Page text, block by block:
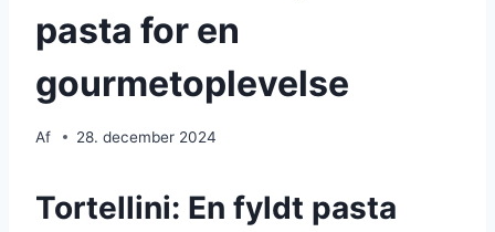
pasta for en
gourmetoplevelse
Af 28. december 2024
Tortellini: En fyldt pasta